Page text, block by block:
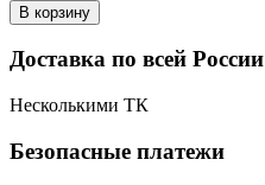
В корзину
Доставка по всей России
Несколькими ТК
Безопасные платежи